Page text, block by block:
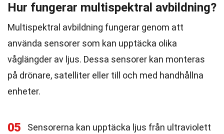
Hur fungerar multispektral avbildning?
Multispektral avbildning fungerar genom att
använda sensorer som kan upptäcka olika
våglängder av ljus. Dessa sensorer kan monteras
på drönare, satelliter eller till och med handhållna
enheter.
05
Sensorerna kan upptäcka ljus från ultraviolett